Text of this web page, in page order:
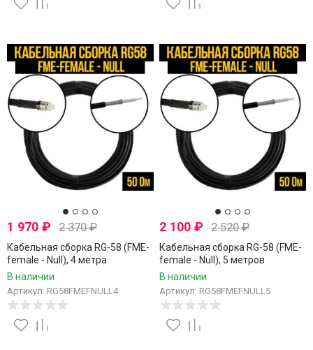
1 970 ₽ 2 370₽
Кабельная сборка RG-58 (FME-
female - Null), 4 метра
В наличии
Артикул: RG58FMEFNULL4
2 100₽ 2 520₽
Кабельная сборка RG-58 (FME-
female - Null), 5 метров
В наличии
Артикул: RG58FMEFNULL5